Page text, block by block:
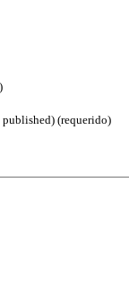
(requerido)